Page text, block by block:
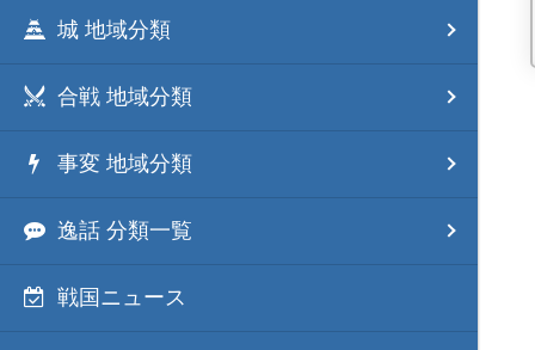
城 地域分類
合戦 地域分類
事変 地域分類
逸話 分類一覧
戦国ニュース